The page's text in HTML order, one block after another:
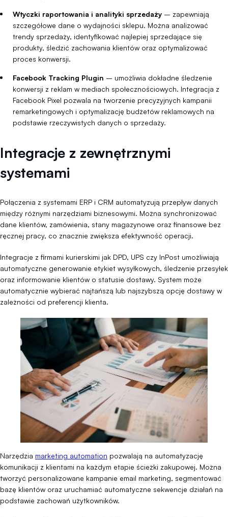
Wtyczki raportowania i analityki sprzedaży – zapewniają
szczegółowe dane o wydajności sklepu. Można analizować
trendy sprzedaży, identyfikować najlepiej sprzedające się
produkty, śledzić zachowania klientów oraz optymalizować
proces konwersji.
Facebook Tracking Plugin – umożliwia dokładne śledzenie
konwersji z reklam w mediach społecznościowych. Integracja z
Facebook Pixel pozwala na tworzenie precyzyjnych kampanii
remarketingowych i optymalizację budżetów reklamowych na
podstawie rzeczywistych danych o sprzedaży.
Integracje z zewnętrznymi
systemami
Połączenia z systemami ERP i CRM automatyzują przepływ danych
między różnymi narzędziami biznesowymi. Można synchronizować
dane klientów, zamówienia, stany magazynowe oraz finansowe bez
ręcznej pracy, co znacznie zwiększa efektywność operacji.
Integracje z firmami kurierskimi jak DPD, UPS czy InPost umożliwiają
automatyczne generowanie etykiet wysyłkowych, śledzenie przesyłek
oraz informowanie klientów o statusie dostawy. System może
automatycznie wybierać najtańszą lub najszybszą opcję dostawy w
zależności od preferencji klienta.
Narzędzia marketing automation pozwalają na automatyzację
komunikacji z klientami na każdym etapie ścieżki zakupowej. Można
tworzyć personalizowane kampanie email marketing, segmentować
bazę klientów oraz uruchamiać automatyczne sekwencje działań na
podstawie zachowań użytkowników.